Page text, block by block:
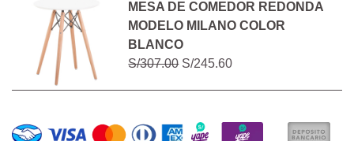
MESA DE COMEDOR REDONDA
MODELO MILANO COLOR
BLANCO
S/307.00S/245.60